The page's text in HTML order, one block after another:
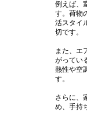
例えば、
す。荷物
活スタイ
切です。
また、エ
がってい
熱性や空
す。
さらに、
め、手持